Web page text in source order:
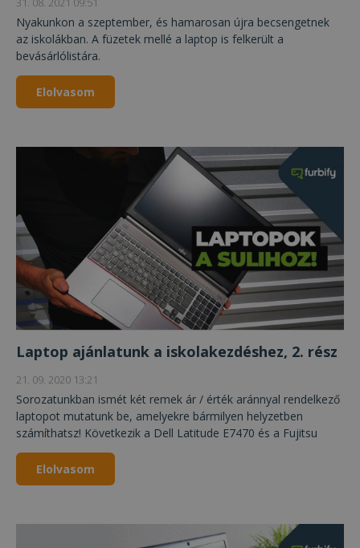
Nyakunkon a szeptember, és hamarosan újra becsengetnek
az iskolákban. A füzetek mellé a laptop is felkerült a
bevásárlólistára.
Elolvasom
Laptop ajánlatunk a iskolakezdéshez, 2. rész
21. 09. 2020 13:21
Sorozatunkban ismét két remek ár / érték aránnyal rendelkező
laptopot mutatunk be, amelyekre bármilyen helyzetben
számíthatsz! Következik a Dell Latitude E7470 és a Fujitsu
LifeBook E754 felújított laptop bemutató.
Elolvasom